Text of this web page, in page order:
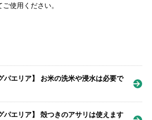
使用ください。
パエリア】 お米の洗米や浸水は必要で
パエリア】 殻つきのアサリは使えます